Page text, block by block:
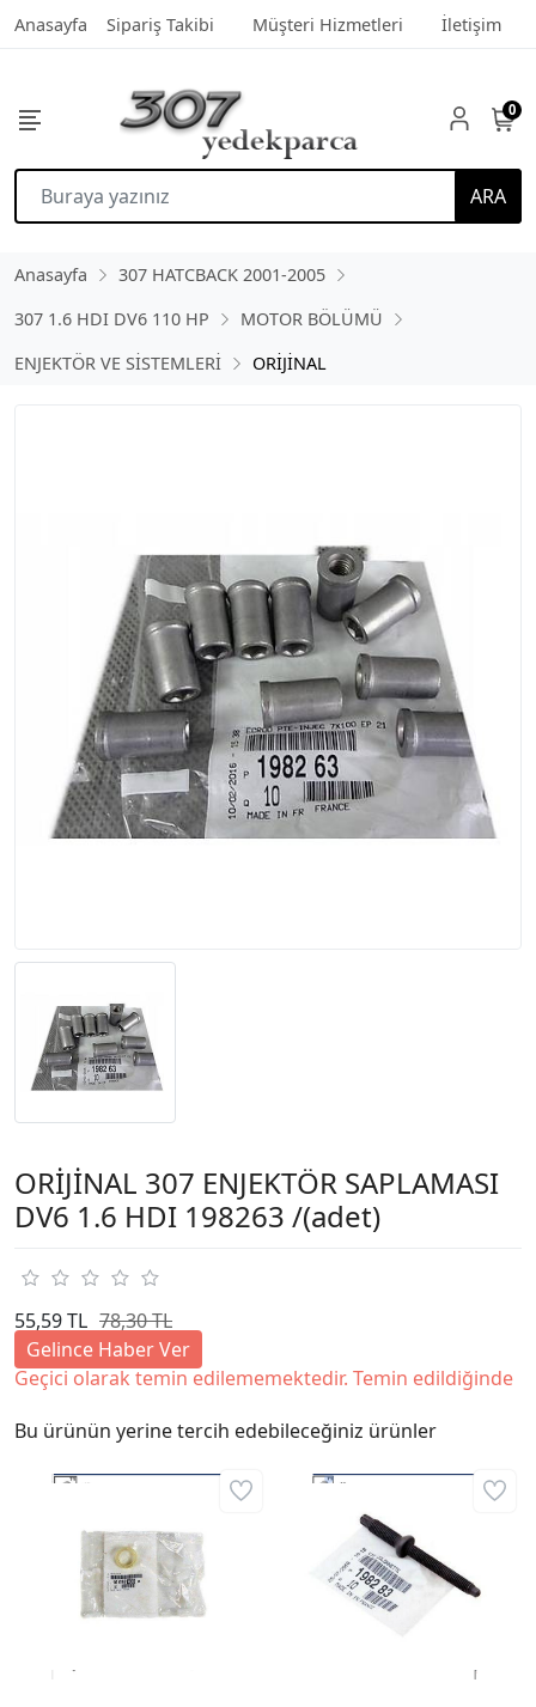
Anasayfa Sipariş Takibi Müşteri Hizmetleri İletişim
ARA
0
Anasayfa
307 HATCBACK 2001-2005
307 1.6 HDI DV6 110 HP
MOTOR BÖLÜMÜ
ENJEKTÖR VE SİSTEMLERİ
ORİJİNAL
ORİJİNAL 307 ENJEKTÖR SAPLAMASI
DV6 1.6 HDI 198263 /(adet)
55,59 TL 78,30 TL
Gelince Haber Ver
Geçici olarak temin edilememektedir. Temin edildiğinde
Bu ürünün yerine tercih edebileceğiniz ürünler